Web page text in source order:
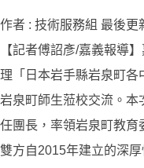
作者 : 技術服務組 最後更
【記者傅詔彥/嘉義報導
理「日本岩手縣岩泉町各
岩泉町師生蒞校交流。本
任團長，率領岩泉町教育
雙方自2015年建立的深